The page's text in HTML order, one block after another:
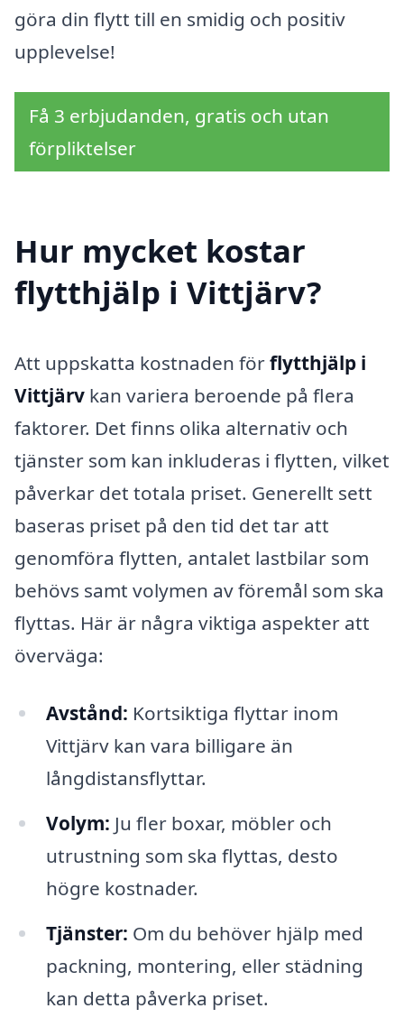
göra din flytt till en smidig och positiv
upplevelse!
Få 3 erbjudanden, gratis och utan
förpliktelser
Hur mycket kostar
flytthjälp i Vittjärv?
Att uppskatta kostnaden förflytthjälp i
Vittjärv kan variera beroende på flera
faktorer. Det finns olika alternativ och
tjänster som kan inkluderas i flytten, vilket
påverkar det totala priset. Generellt sett
baseras priset på den tid det tar att
genomföra flytten, antalet lastbilar som
behövs samt volymen av föremål som ska
flyttas. Här är några viktiga aspekter att
överväga:
Avstånd: Kortsiktiga flyttar inom
Vittjärv kan vara billigare än
långdistansflyttar.
Volym: Ju fler boxar, möbler och
utrustning som ska flyttas, desto
högre kostnader.
Tjänster: Om du behöver hjälp med
packning, montering, eller städning
kan detta påverka priset.